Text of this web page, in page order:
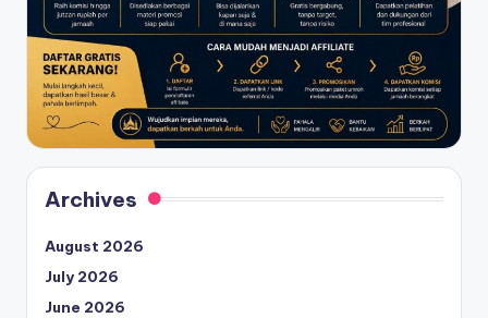
Archives
August 2026
July 2026
June 2026